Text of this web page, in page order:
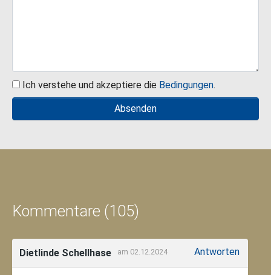
Ich verstehe und akzeptiere die Bedingungen.
Kommentare (105)
Dietlinde Schellhase am 02.12.2024 Antworten